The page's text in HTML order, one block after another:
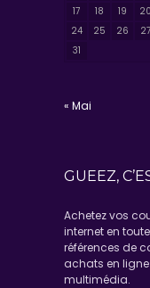
17
18 19 20
24
25 26 27
31
« Mai
GUEEZ,
Achetez vos
internet en
références de
achats en
multimédia.